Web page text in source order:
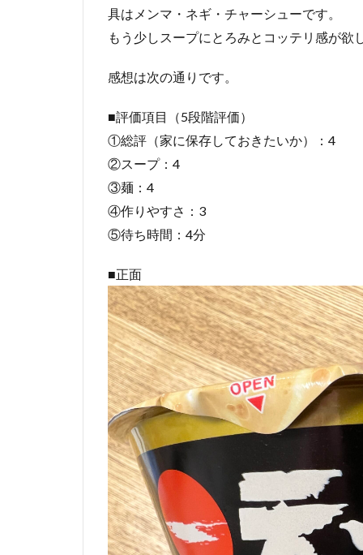
具はメンマ・ネギ・チャーシューです。
もう少しスープにとろみとコッテリ感が欲
感想は次の通りです。
■評価項目（5段階評価）
①総評（家に保存しておきたいか）：4
②スープ：4
③麺：4
④作りやすさ：3
⑤待ち時間：4分
■正面